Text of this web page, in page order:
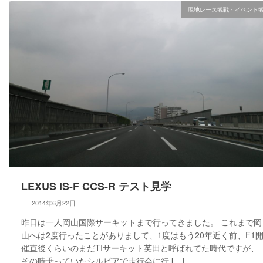
現地レース観戦・イベント
LEXUS IS-F CCS-R テスト見学
2014年6月22日
昨日は一人岡山国際サーキットまで行ってきました。 これまで岡
山へは2度行ったことがありまして、1度はもう20年近く前、F1開
催直後くらいのまだTIサーキット英田と呼ばれてた時代ですが、
その時乗っていたシルビアで走行会に行 […]